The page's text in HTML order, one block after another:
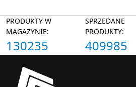
PRODUKTY W
MAGAZYNIE:
130235
SPRZEDANE
PRODUKTY:
409985